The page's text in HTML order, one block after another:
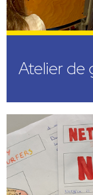
Atelier de